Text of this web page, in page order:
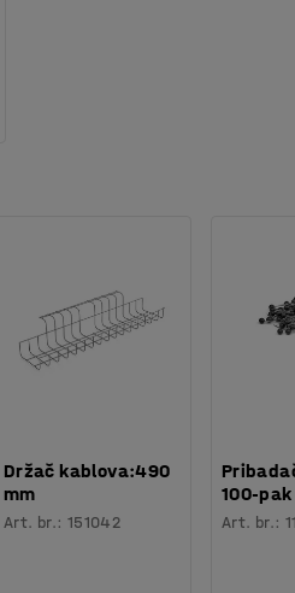
Držač kablova:490
mm
Art. br.: 151042
100-pak
Art. br.: